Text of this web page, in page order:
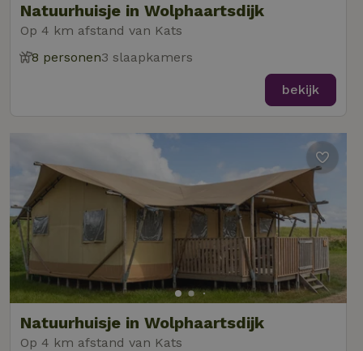
Natuurhuisje in Wolphaartsdijk
Op 4 km afstand van Kats
8 personen3 slaapkamers
bekijk
Natuurhuisje in Wolphaartsdijk
Op 4 km afstand van Kats